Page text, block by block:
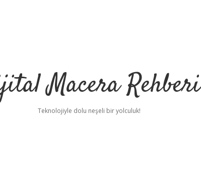
Macera Rehberi
Teknolojiyle dolu neşeli bir yolculuk!